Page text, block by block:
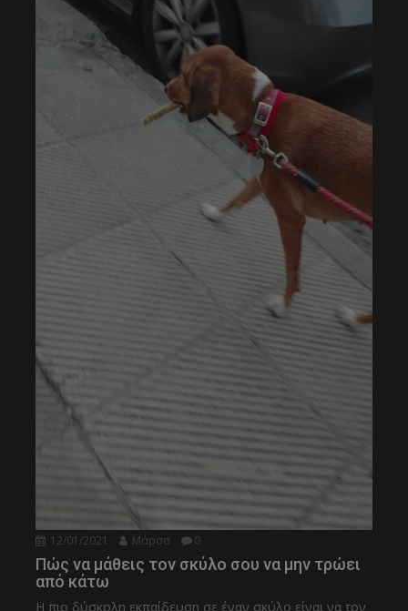
12/01/2021 Μάρσα 0
Πώς να μάθεις τον σκύλο σου να μην τρώει
από κάτω
Η πιο δύσκολη εκπαίδευση σε έναν σκύλο είναι να τον